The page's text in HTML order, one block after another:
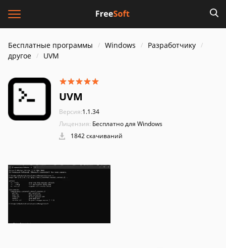
Бесплатные программы Windows
Разработчику
другое
UVM
UVM
Версия:1.1.34
Лицензия: Бесплатно для Windows
1842 скачиваний